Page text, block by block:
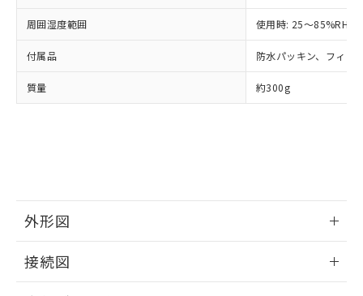
周囲湿度範囲 使用時: 25～85%RH
付属品 防水パッキン、フィク
質量 約300g
外形図
接続図
お客様が当ウェブサイト上で当社にご
登録された部品リストについて、当社
および当社の共同利用者が、当社の製
品・サービスに関するお客様との取
※3 非含有証明書ダウンロード
下記の非含有証明書をダウンロードするこ
EU RoHS指令（10物質）の非含有証明書
荷製品に未対応品が混在することから備考
欄に対応日を記載しておりました。
既に当社にて対応品への在庫切替を完了
キャンセル